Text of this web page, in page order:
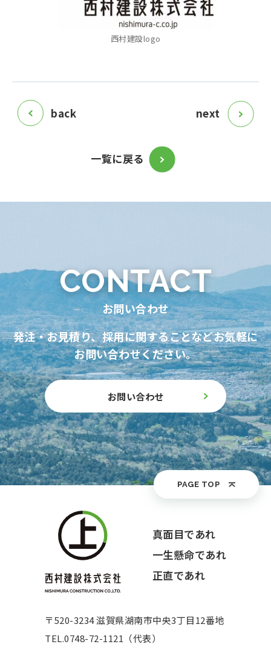
西村建設logo
back
一覧に戻る
next
CONTACT
お問い合わせ
発注・お見積り、採用に関することなどお気軽に
お問い合わせください。
お問い合わせ
PAGE TOP
真面目であれ
一生懸命であれ
正直であれ
〒520-3234 滋賀県湖南市中央3丁目12番地
TEL.0748-72-1121（代表）